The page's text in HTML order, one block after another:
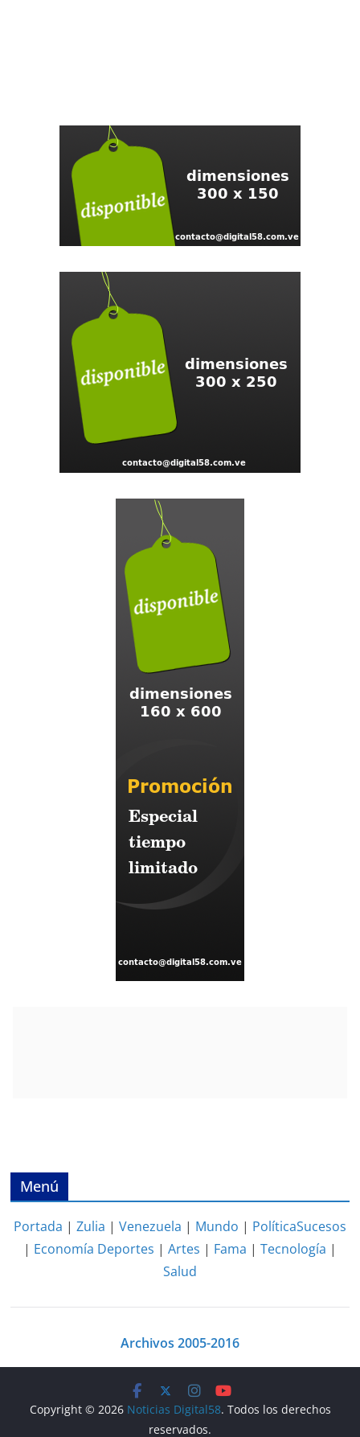
Menú
Portada | Zulia | Venezuela | Mundo | PolíticaSucesos
| Economía Deportes | Artes | Fama | Tecnología |
Salud
Archivos 2005-2016
Copyright © 2026 Noticias Digital58. Todos los derechos
reservados.